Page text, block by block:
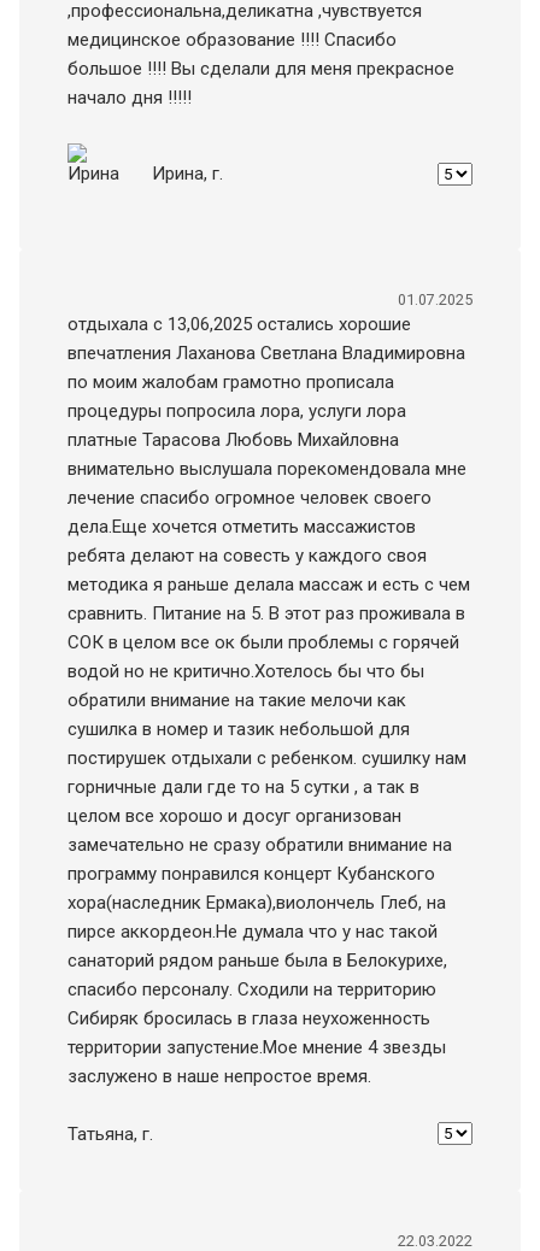
,профессиональна,деликатна ,чувствуется
медицинское образование !!!! Спасибо
большое !!!! Вы сделали для меня прекрасное
начало дня !!!!!
Ирина, г.
01.07.2025
отдыхала с 13,06,2025 остались хорошие
впечатления Лаханова Светлана Владимировна
по моим жалобам грамотно прописала
процедуры попросила лора, услуги лора
платные Тарасова Любовь Михайловна
внимательно выслушала порекомендовала мне
лечение спасибо огромное человек своего
дела.Еще хочется отметить массажистов
ребята делают на совесть у каждого своя
методика я раньше делала массаж и есть с чем
сравнить. Питание на 5. В этот раз проживала в
СОК в целом все ок были проблемы с горячей
водой но не критично.Хотелось бы что бы
обратили внимание на такие мелочи как
сушилка в номер и тазик небольшой для
постирушек отдыхали с ребенком. сушилку нам
горничные дали где то на 5 сутки , а так в
целом все хорошо и досуг организован
замечательно не сразу обратили внимание на
программу понравился концерт Кубанского
хора(наследник Ермака),виолончель Глеб, на
пирсе аккордеон.Не думала что у нас такой
санаторий рядом раньше была в Белокурихе,
спасибо персоналу. Сходили на территорию
Сибиряк бросилась в глаза неухоженность
территории запустение.Мое мнение 4 звезды
заслужено в наше непростое время.
Татьяна, г.
22.03.2022